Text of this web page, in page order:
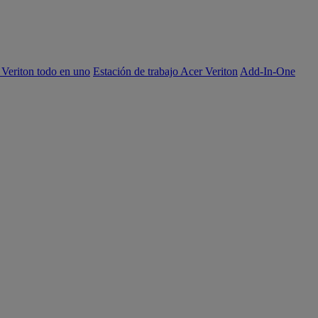
todo en uno Estación de trabajo Acer Veriton Add-In-One